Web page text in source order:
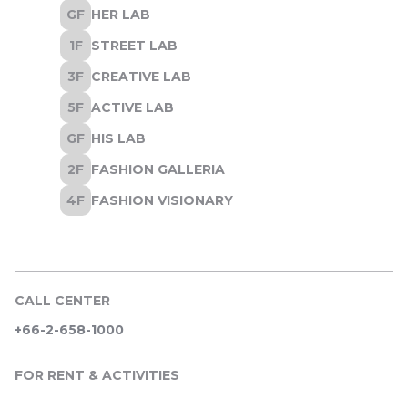
CALL CENTER
+66-2-658-1000
FOR RENT & ACTIVITIES